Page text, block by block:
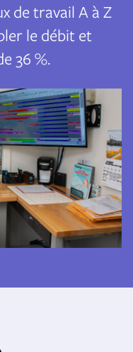
de travail A à Z
le débit et
36 %.